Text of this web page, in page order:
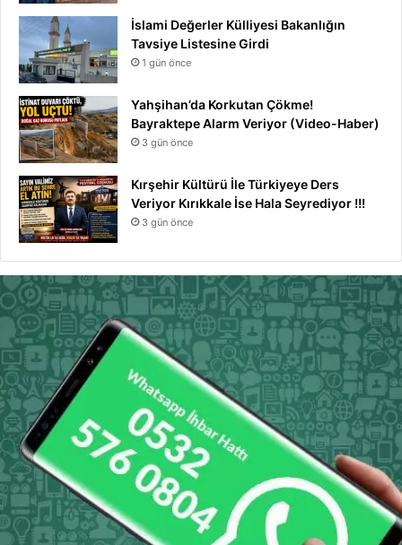
İslami Değerler Külliyesi Bakanlığın
Tavsiye Listesine Girdi
1 gün önce
Yahşihan’da Korkutan Çökme!
Bayraktepe Alarm Veriyor (Video-Haber)
3 gün önce
Kırşehir Kültürü İle Türkiyeye Ders
Veriyor Kırıkkale İse Hala Seyrediyor !!!
3 gün önce